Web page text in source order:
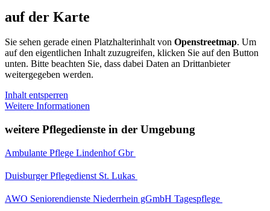
auf der Karte
Sie sehen gerade einen Platzhalterinhalt von Openstreetmap. Um
auf den eigentlichen Inhalt zuzugreifen, klicken Sie auf den Button
unten. Bitte beachten Sie, dass dabei Daten an Drittanbieter
weitergegeben werden.
Inhalt entsperren
Weitere Informationen
weitere Pflegedienste in der Umgebung
Ambulante Pflege Lindenhof Gbr
Duisburger Pflegedienst St. Lukas
AWO Seniorendienste Niederrhein gGmbH Tagespflege